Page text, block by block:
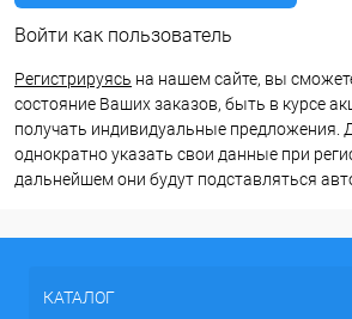
Войти как пользователь
Регистрируясь на нашем сайте, вы
состояние Ваших заказов, быть в курсе
получать индивидуальные предложения.
однократно указать свои данные при
дальнейшем они будут подставляться
КАТАЛОГ